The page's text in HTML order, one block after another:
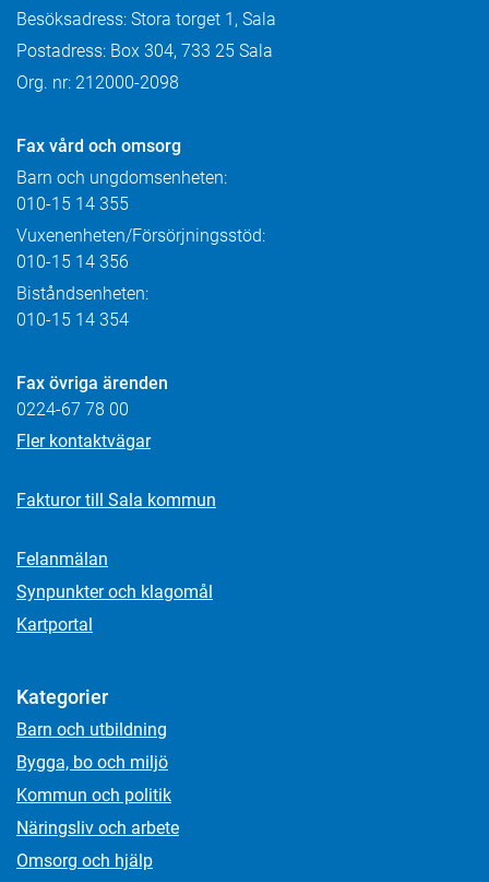
Besöksadress: Stora torget 1, Sala
Postadress: Box 304, 733 25 Sala
Org. nr: 212000-2098
Fax vård och omsorg
Barn och ungdomsenheten:
010-15 14 355
Vuxenenheten/Försörjningsstöd:
010-15 14 356
Biståndsenheten:
010-15 14 354
Fax övriga ärenden
0224-67 78 00
Fler kontaktvägar
Fakturor till Sala kommun
Felanmälan
Synpunkter och klagomål
Kartportal
Kategorier
Barn och utbildning
Bygga, bo och miljö
Kommun och politik
Näringsliv och arbete
Omsorg och hjälp